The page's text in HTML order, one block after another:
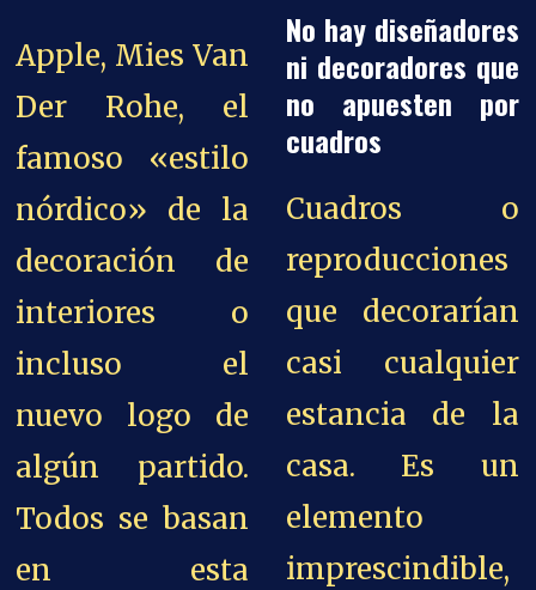
Apple, Mies Van
Der Rohe, el
famoso «estilo
nórdico» de la
decoración de
interiores o
incluso el
nuevo logo de
algún partido.
Todos se basan
en esta
No hay diseñadores
ni decoradores que
no apuesten por
cuadros
Cuadros o
reproducciones
que decorarían
casi cualquier
estancia de la
casa. Es un
elemento
imprescindible,